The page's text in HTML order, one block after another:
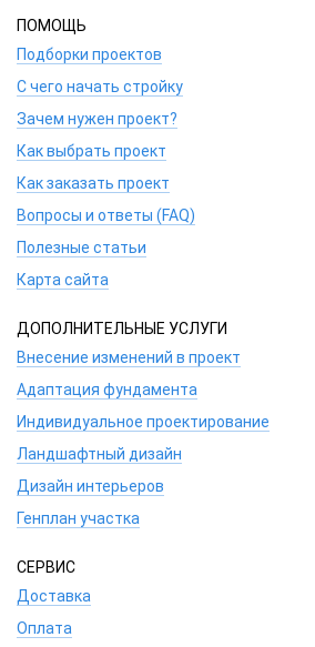
ПОМОЩЬ
Подборки проектов
С чего начать стройку
Зачем нужен проект?
Как выбрать проект
Как заказать проект
Вопросы и ответы (FAQ)
Полезные статьи
Карта сайта
ДОПОЛНИТЕЛЬНЫЕ УСЛУГИ
Внесение изменений в проект
Адаптация фундамента
Индивидуальное проектирование
Ландшафтный дизайн
Дизайн интерьеров
Генплан участка
СЕРВИС
Доставка
Оплата